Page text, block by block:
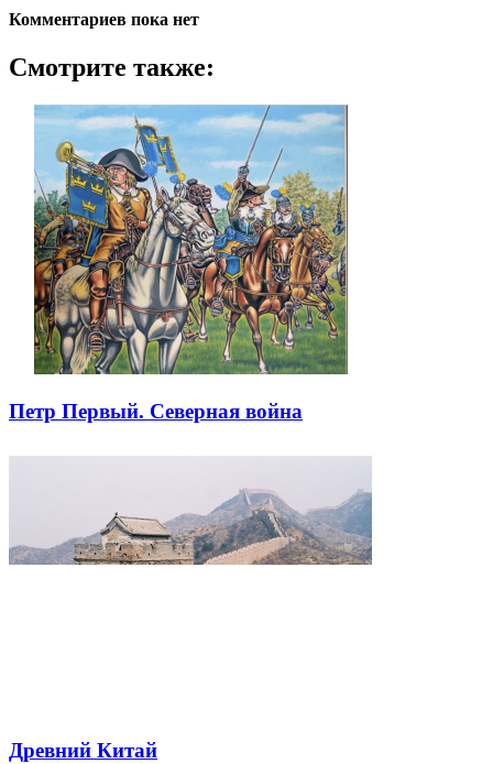
Комментариев пока нет
Смотрите также:
Петр Первый. Северная война
Древний Китай